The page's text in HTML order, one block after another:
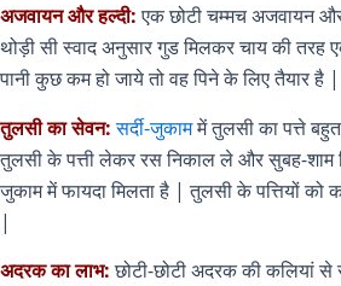
अजवायन और हल्दी:एक छोटी चम्मच अजवायन
थोड़ी सी स्वाद अनुसार गुड मिलकर चाय की तरह
पानी कुछ कम हो जाये तो वह पिने के लिए तैयार है |
तुलसी का सेवन: सर्दी-जुकाममें तुलसी का पत्ते
तुलसी के पत्ती लेकर रस निकाल ले और सुबह-
जुकाम में फायदा मिलता है | तुलसी के पत्तियों
|
अदरक का लाभ: छोटी-छोटी अदरक की कलियां